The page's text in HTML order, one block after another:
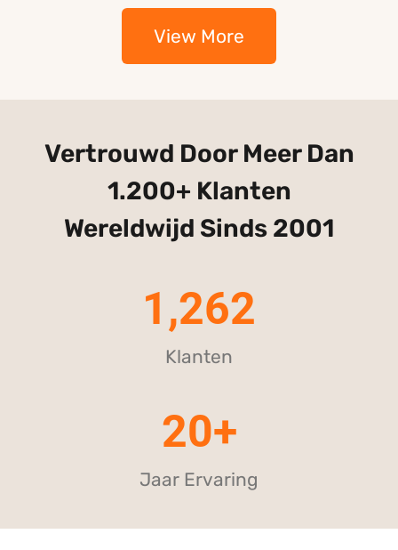
View More
Vertrouwd Door Meer Dan
1.200+ Klanten
Wereldwijd Sinds 2001
1,262
Klanten
20+
Jaar Ervaring